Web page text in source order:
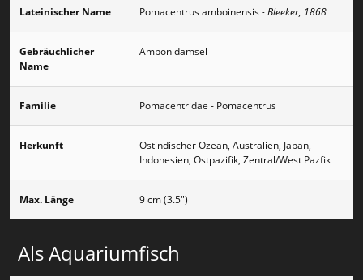
Lateinischer Name Pomacentrus amboinensis- Bleeker, 1868
Gebräuchlicher
Name
Ambon damsel
Familie Pomacentridae - Pomacentrus
Herkunft
Ostindischer Ozean, Australien, Japan,
Indonesien, Ostpazifik, Zentral/West Pazfik
Max. Länge 9 cm (3.5")
Als Aquariumfisch